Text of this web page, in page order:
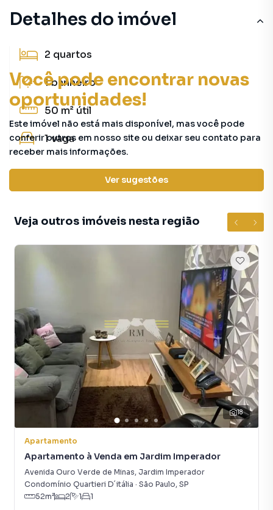
Você pode encontrar novas
oportunidades!
Este imóvel não está mais disponível, mas você pode
conferir outros em nosso site ou deixar seu contato para
receber mais informações.
Ver sugestões
Detalhes do imóvel
2 quartos
1banheiro
50 m² útil
1vaga
Características principais
Veja outros imóveis nesta região
18
Apartamento
Apartamento à Venda em Jardim Imperador
Avenida Ouro Verde de Minas, Jardim Imperador
Condomínio Quartieri D´itália · São Paulo, SP
52m² 2 1 1